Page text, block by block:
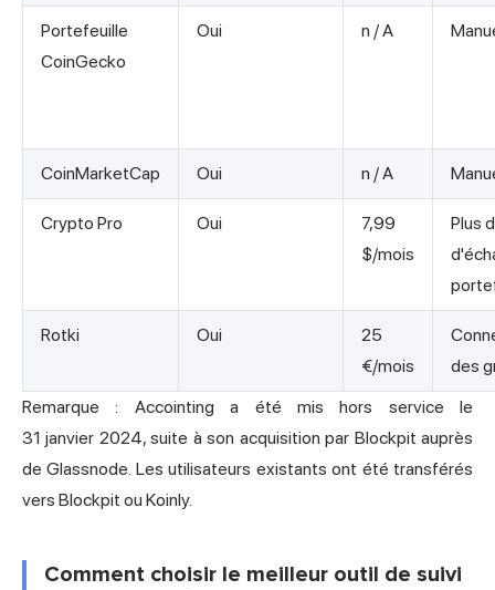
Portefeuille
CoinGecko
Oui n / A
CoinMarketCap Oui n / A
Crypto Pro Oui
7,99
$/mois
Plus
Rotki Oui
25
€/mois
des
Remarque : Accointing a été mis hors service le
31 janvier 2024, suite à son acquisition par Blockpit auprès
de Glassnode. Les utilisateurs existants ont été transférés
vers Blockpit ou Koinly.
Comment choisir le meilleur outil de suivi